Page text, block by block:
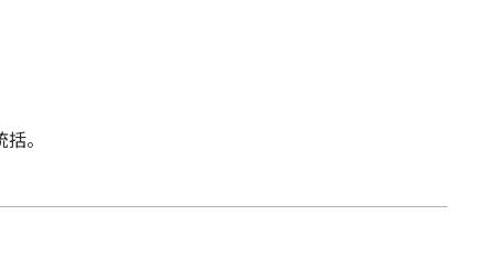
。